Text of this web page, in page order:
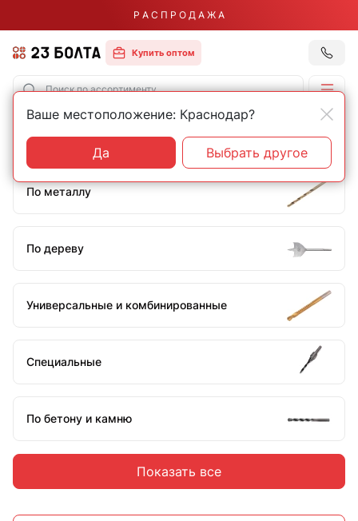
Р А С П Р О Д А Ж А
Купить оптом
Главная Оснастка Сверла
Сверла 6 мм
По металлу
По дереву
Универсальные и комбинированные
Специальные
По бетону и камню
Показать все
Ваше местоположение: Краснодар?
Да Выбрать другое